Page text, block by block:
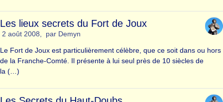
Les lieux secrets du Fort de Joux
2 août 2008, par Demyn
Le Fort de Joux est particulièrement célèbre, que ce soit dans ou hors
de la Franche-Comté. Il présente à lui seul près de 10 siècles de
la (…)